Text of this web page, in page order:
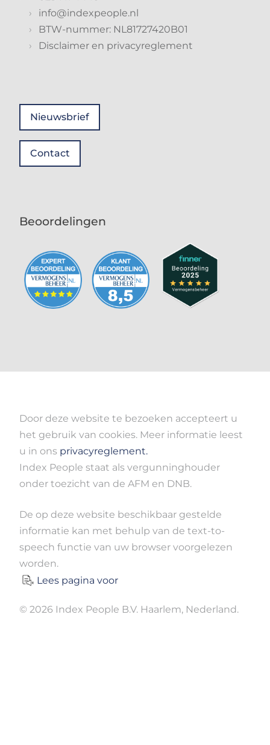
info@indexpeople.nl
BTW-nummer: NL81727420B01
Disclaimer en privacyreglement
Nieuwsbrief
Contact
Beoordelingen
Door deze website te bezoeken accepteert u
het gebruik van cookies. Meer informatie leest
u in ons privacyreglement.
Index People staat als vergunninghouder
onder toezicht van de AFM en DNB.
De op deze website beschikbaar gestelde
informatie kan met behulp van de text-to-
speech functie van uw browser voorgelezen
worden.
Lees pagina voor
© 2026 Index People B.V. Haarlem, Nederland.